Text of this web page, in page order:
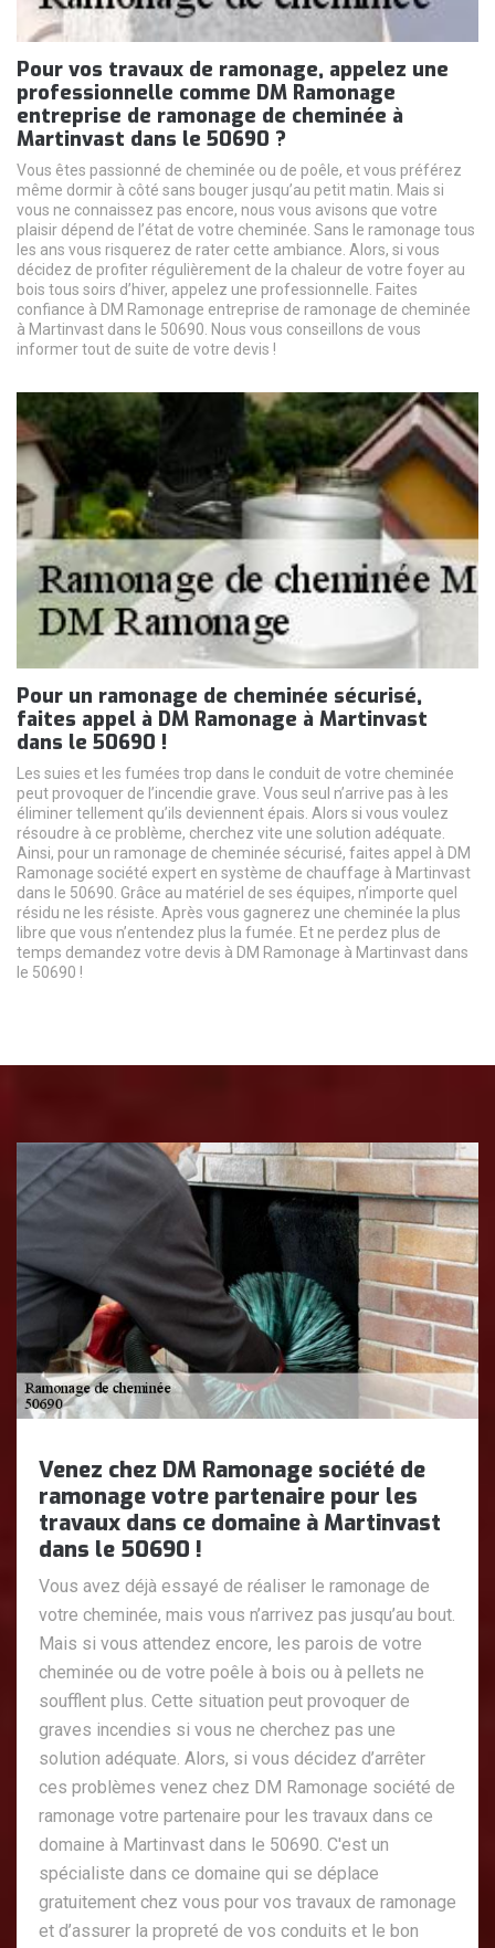
Pour vos travaux de ramonage, appelez une
professionnelle comme DM Ramonage
entreprise de ramonage de cheminée à
Martinvast dans le 50690 ?
Vous êtes passionné de cheminée ou de poêle, et vous préférez
même dormir à côté sans bouger jusqu’au petit matin. Mais si
vous ne connaissez pas encore, nous vous avisons que votre
plaisir dépend de l’état de votre cheminée. Sans le ramonage tous
les ans vous risquerez de rater cette ambiance. Alors, si vous
décidez de profiter régulièrement de la chaleur de votre foyer au
bois tous soirs d’hiver, appelez une professionnelle. Faites
confiance à DM Ramonage entreprise de ramonage de cheminée
à Martinvast dans le 50690. Nous vous conseillons de vous
informer tout de suite de votre devis !
Pour un ramonage de cheminée sécurisé,
faites appel à DM Ramonage à Martinvast
dans le 50690 !
Les suies et les fumées trop dans le conduit de votre cheminée
peut provoquer de l’incendie grave. Vous seul n’arrive pas à les
éliminer tellement qu’ils deviennent épais. Alors si vous voulez
résoudre à ce problème, cherchez vite une solution adéquate.
Ainsi, pour un ramonage de cheminée sécurisé, faites appel à DM
Ramonage société expert en système de chauffage à Martinvast
dans le 50690. Grâce au matériel de ses équipes, n’importe quel
résidu ne les résiste. Après vous gagnerez une cheminée la plus
libre que vous n’entendez plus la fumée. Et ne perdez plus de
temps demandez votre devis à DM Ramonage à Martinvast dans
le 50690 !
Venez chez DM Ramonage société de
ramonage votre partenaire pour les
travaux dans ce domaine à Martinvast
dans le 50690 !
Vous avez déjà essayé de réaliser le ramonage de
votre cheminée, mais vous n’arrivez pas jusqu’au bout.
Mais si vous attendez encore, les parois de votre
cheminée ou de votre poêle à bois ou à pellets ne
soufflent plus. Cette situation peut provoquer de
graves incendies si vous ne cherchez pas une
solution adéquate. Alors, si vous décidez d’arrêter
ces problèmes venez chez DM Ramonage société de
ramonage votre partenaire pour les travaux dans ce
domaine à Martinvast dans le 50690. C'est un
spécialiste dans ce domaine qui se déplace
gratuitement chez vous pour vos travaux de ramonage
et d’assurer la propreté de vos conduits et le bon